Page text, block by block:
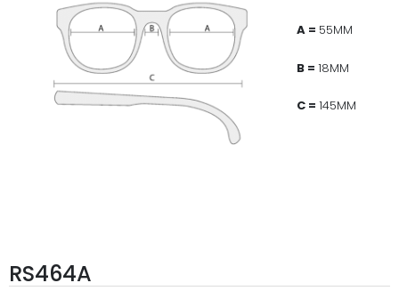
A = 55MM
B = 18MM
C = 145MM
RS464A